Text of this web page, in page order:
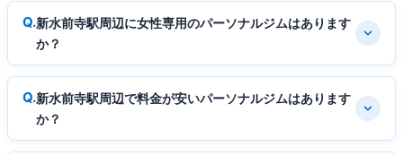
新水前寺駅周辺に女性専用のパーソナルジムはあります
か？
新水前寺駅周辺で料金が安いパーソナルジムはあります
か？